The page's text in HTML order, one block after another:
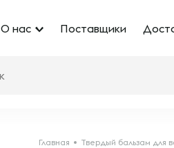
О нас Поставщики
Главная Твердый бальзам для